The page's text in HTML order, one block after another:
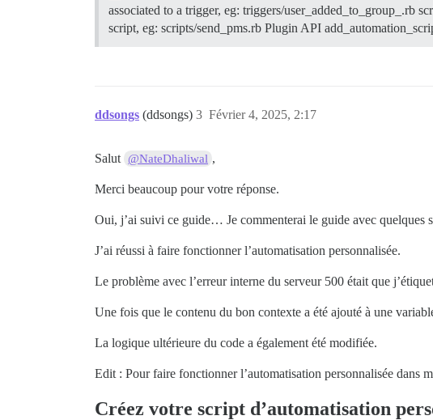
associated to a trigger, eg: triggers/user_added_to_group_.rb
script, eg: scripts/send_pms.rb Plugin API
ddsongs (ddsongs) Février 4, 2025, 2:17
3
Salut @NateDhaliwal ,
Merci beaucoup pour votre réponse.
Oui, j’ai suivi ce guide… Je commenterai le guide avec quelques
J’ai réussi à faire fonctionner l’automatisation personnalisée.
Le problème avec l’erreur interne du serveur 500 était que
Une fois que le contenu du bon contexte a été ajouté à une
La logique ultérieure du code a également été modifiée.
Edit : Pour faire fonctionner l’automatisation personnalisée dans
Créez votre script d’automatisation